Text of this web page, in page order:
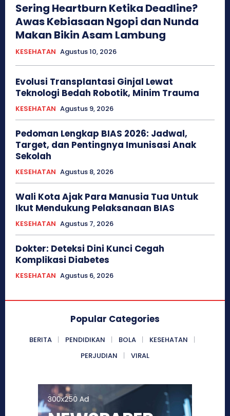
Sering Heartburn Ketika Deadline?
Awas Kebiasaan Ngopi dan Nunda
Makan Bikin Asam Lambung
KESEHATAN Agustus 10, 2026
Evolusi Transplantasi Ginjal Lewat
Teknologi Bedah Robotik, Minim Trauma
KESEHATAN Agustus 9, 2026
Pedoman Lengkap BIAS 2026: Jadwal,
Target, dan Pentingnya Imunisasi Anak
Sekolah
KESEHATAN Agustus 8, 2026
Wali Kota Ajak Para Manusia Tua Untuk
Ikut Mendukung Pelaksanaan BIAS
KESEHATAN Agustus 7, 2026
Dokter: Deteksi Dini Kunci Cegah
Komplikasi Diabetes
KESEHATAN Agustus 6, 2026
Popular Categories
BERITA PENDIDIKAN BOLA
KESEHATAN
PERJUDIAN
VIRAL